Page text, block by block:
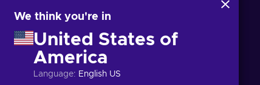
Al hacer clic en «Aceptar todo», das tu
utilicen estas tecnologías. Puedes ajustar tu
consentimiento haciendo clic en «Personalizar»
. Para obtener más información sobre cómo
Google utiliza tus datos, consulta la
We think you're in
United States of
America
Language: English US